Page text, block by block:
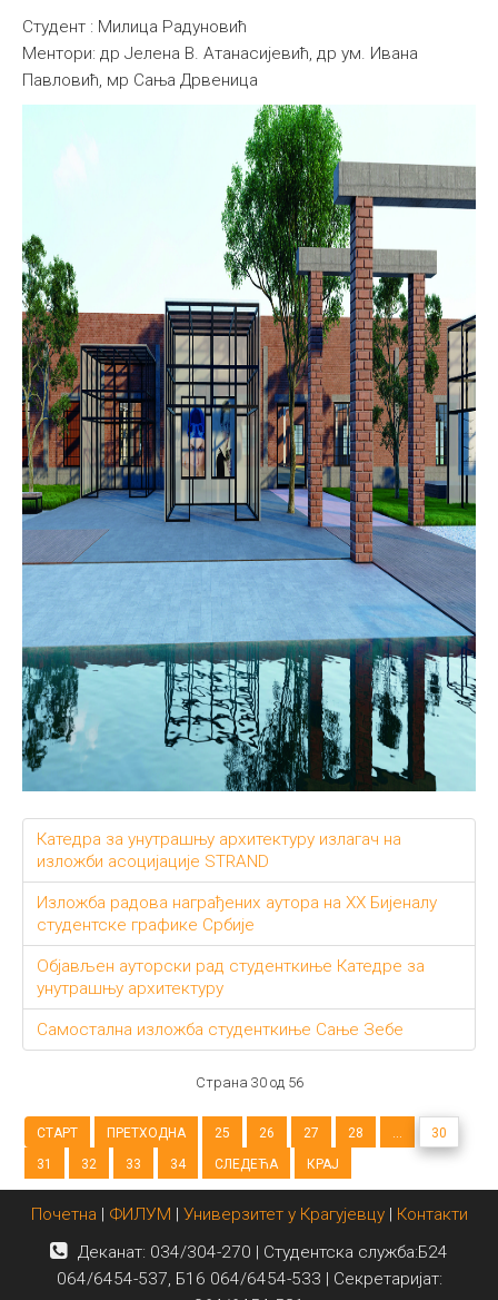
Студент : Милица Радуновић
Ментори: др Јелена В. Атанасијевић, др ум. Ивана
Павловић, мр Сања Дрвеница
Катедра за унутрашњу архитектуру излагач на
изложби асоцијације STRAND
Изложба радова награђених аутора на XX Бијеналу
студентске графике Србије
Објављен ауторски рад студенткиње Катедре за
унутрашњу архитектуру
Самостална изложба студенткиње Сање Зебе
Страна 30 од 56
СТАРТ ПРЕТХОДНА 25 26 27 28 ...
30
31
32 33 34 СЛЕДЕЋА КРАЈ
Почетна | ФИЛУМ | Универзитет у Крагујевцу| Контакти
Деканат: 034/304-270 | Студентска служба:Б24
064/6454-537, Б16 064/6454-533 | Секретаријат: